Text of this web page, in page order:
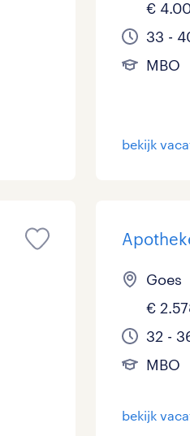
Supply
Zorg /
Geen 29
LBO,
WO 0
9 - 16
33 - 36
Tijdelijk
€
33 -
MBO
bekijk
Goes
€
32 -
MBO
bekijk